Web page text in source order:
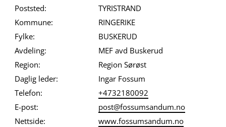
Poststed:
TYRISTRAND
Kommune:
RINGERIKE
Fylke:
BUSKERUD
Avdeling:
MEF avd Buskerud
Region:
Region Sørøst
Daglig leder:
Ingar Fossum
Telefon:
+4732180092
E-post:
post@fossumsandum.no
Nettside:
www.fossumsandum.no